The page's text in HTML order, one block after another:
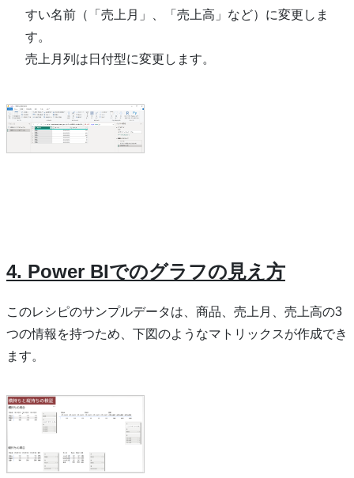
すい名前（「売上月」、「売上高」など）に変更しま
す。
売上月列は日付型に変更します。
4. Power BIでのグラフの見え方
このレシピのサンプルデータは、商品、売上月、売上高の3
つの情報を持つため、下図のようなマトリックスが作成でき
ます。